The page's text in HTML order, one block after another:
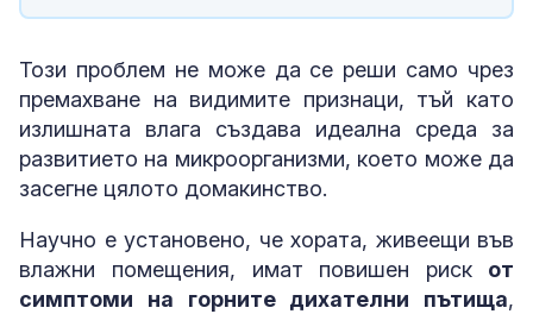
Този проблем не може да се реши само чрез
премахване на видимите признаци, тъй като
излишната влага създава идеална среда за
развитието на микроорганизми, което може да
засегне цялото домакинство.
Научно е установено, че хората, живеещи във
влажни помещения, имат повишен риск от
симптоми на горните дихателни пътища,